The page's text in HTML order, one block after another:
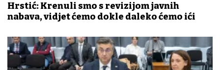
Hrstić: Krenuli smo s revizijom javnih
nabava, vidjet ćemo dokle daleko ćemo ići